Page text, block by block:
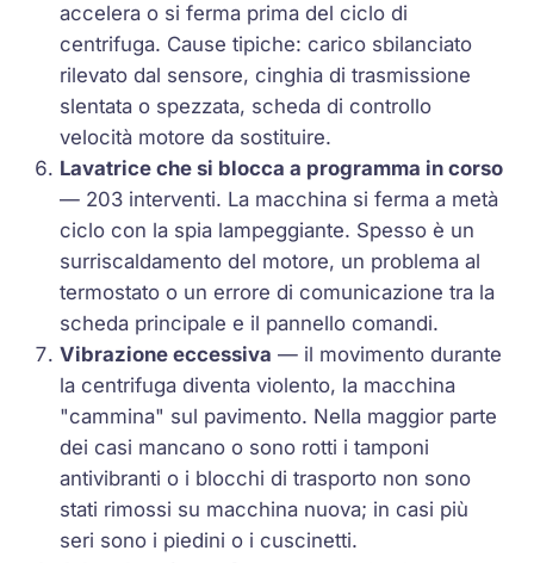
accelera o si ferma prima del ciclo di
centrifuga. Cause tipiche: carico sbilanciato
rilevato dal sensore, cinghia di trasmissione
slentata o spezzata, scheda di controllo
velocità motore da sostituire.
Lavatrice che si blocca a programma in corso
— 203 interventi. La macchina si ferma a metà
ciclo con la spia lampeggiante. Spesso è un
surriscaldamento del motore, un problema al
termostato o un errore di comunicazione tra la
scheda principale e il pannello comandi.
Vibrazione eccessiva — il movimento durante
la centrifuga diventa violento, la macchina
"cammina" sul pavimento. Nella maggior parte
dei casi mancano o sono rotti i tamponi
antivibranti o i blocchi di trasporto non sono
stati rimossi su macchina nuova; in casi più
seri sono i piedini o i cuscinetti.